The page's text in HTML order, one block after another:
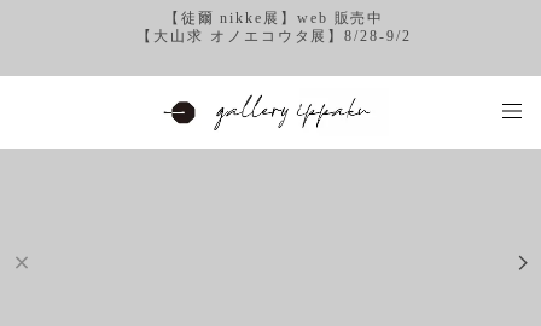
【徒爾 nikke展】web 販売中
【大山求 オノエコウタ展】8/28-9/2